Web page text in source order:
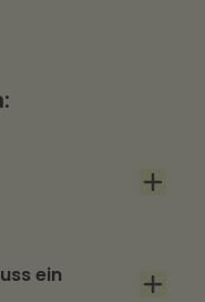
bieten
ein